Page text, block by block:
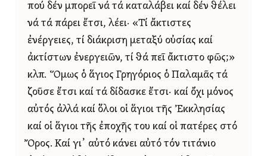
πού δέν μπορεῖ νά τά καταλάβει καί δέν θέλει
νά τά πάρει ἔτσι, λέει· «Τί ἄκτιστες
ἐνέργειες, τί διάκριση μεταξύ οὐσίας καί
ἀκτίστων ἐνεργειῶν, τί θά πεῖ ἄκτιστο φῶς;»
κλπ. Ὅμως ὁ ἅγιος Γρηγόριος ὁ Παλαμᾶς τά
ζοῦσε ἔτσι καί τά δίδασκε ἔτσι· καί ὄχι μόνος
αὐτός ἀλλά καί ὅλοι οἱ ἅγιοι τῆς Ἐκκλησίας
καί οἱ ἅγιοι τῆς ἐποχῆς του καί οἱ πατέρες στό
Ὄρος. Καί γι᾿ αὐτό κάνει αὐτό τόν τιτάνιο